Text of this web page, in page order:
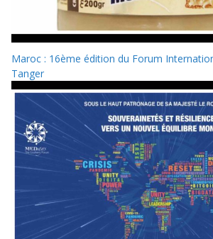
Maroc : 16ème édition du Forum
Tanger